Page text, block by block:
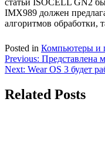
IMX989 должен
алгоритмов обработки,
Posted in Компьютеры и
Навигация
по
записям
Previous: Представлена
Next: Wear OS 3 будет
Related Posts